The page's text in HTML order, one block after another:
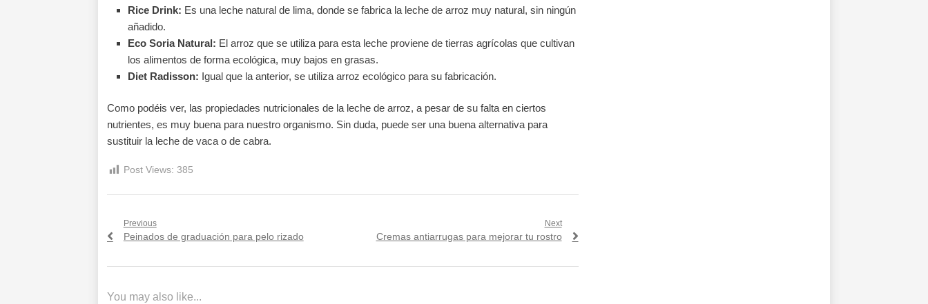
Rice Drink: Es una leche natural de lima, donde se fabrica la leche de arroz muy natural, sin ningún
añadido.
Eco Soria Natural: El arroz que se utiliza para esta leche proviene de tierras agrícolas que cultivan
los alimentos de forma ecológica, muy bajos en grasas.
Diet Radisson: Igual que la anterior, se utiliza arroz ecológico para su fabricación.
Como podéis ver, las propiedades nutricionales de la leche de arroz, a pesar de su falta en ciertos
nutrientes, es muy buena para nuestro organismo. Sin duda, puede ser una buena alternativa para
sustituir la leche de vaca o de cabra.
Post Views: 385
Navegación
Previous
Previous
Peinados de graduación para pelo rizado
Next
Next
Cremas antiarrugas para mejorar tu rostro
You may also like...